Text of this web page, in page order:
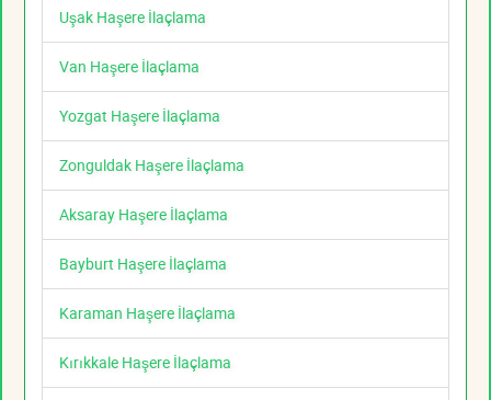
Uşak Haşere İlaçlama
Van Haşere İlaçlama
Yozgat Haşere İlaçlama
Zonguldak Haşere İlaçlama
Aksaray Haşere İlaçlama
Bayburt Haşere İlaçlama
Karaman Haşere İlaçlama
Kırıkkale Haşere İlaçlama